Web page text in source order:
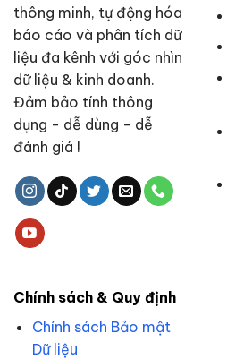
thông minh, tự động hóa
báo cáo và phân tích dữ
liệu đa kênh với góc nhìn
dữ liệu & kinh doanh.
Đảm bảo tính thông
dụng - dễ dùng - dễ
đánh giá !
Chính sách & Quy định
Chính sách Bảo mật
Dữ liệu